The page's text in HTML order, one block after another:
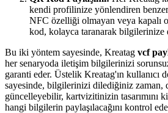
kendi profilinize yönlendiren
NFC özelliği olmayan veya kapalı
kod, kolayca taranarak bilgilerinize
Bu iki yöntem sayesinde, Kreatag vcf
her senaryoda iletişim bilgilerinizi
garanti eder. Üstelik Kreatag'ın kullanıcı
sayesinde, bilgilerinizi dilediğiniz zaman,
güncelleyebilir, kartvizitinizin tasarımını
hangi bilgilerin paylaşılacağını kontrol